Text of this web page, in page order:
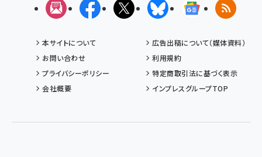
メルマガFacebookX(エックス)BlueskyGoogleニュ
RSS
本サイトについて
広告出稿について（媒体資料）
お問い合わせ
利用規約
プライバシーポリシー
特定商取引法に基づく表示
会社概要
インプレスグループTOP